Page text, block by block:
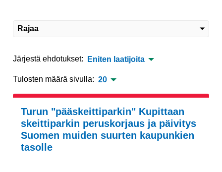
Rajaa
Järjestä ehdotukset: Eniten laatijoita
Tulosten määrä sivulla: 20
Turun "pääskeittiparkin" Kupittaan
skeittiparkin peruskorjaus ja päivitys
Suomen muiden suurten kaupunkien
tasolle